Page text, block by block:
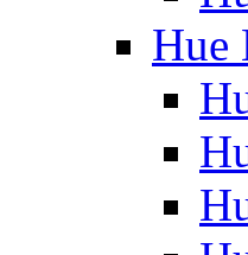
Hue